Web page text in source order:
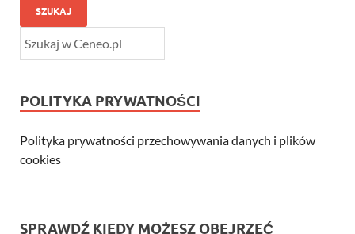
SZUKAJ
POLITYKA PRYWATNOŚCI
Polityka prywatności przechowywania danych i plików
cookies
SPRAWDŹ KIEDY MOŻESZ OBEJRZEĆ